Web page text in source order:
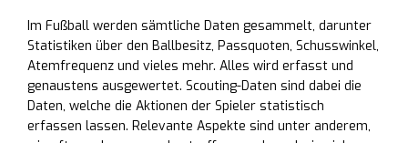
Im Fußball werden sämtliche Daten gesammelt, darunter
Statistiken über den Ballbesitz, Passquoten, Schusswinkel,
Atemfrequenz und vieles mehr. Alles wird erfasst und
genaustens ausgewertet. Scouting-Daten sind dabei die
Daten, welche die Aktionen der Spieler statistisch
erfassen lassen. Relevante Aspekte sind unter anderem,